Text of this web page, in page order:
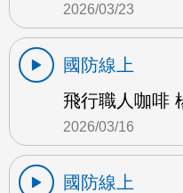
2026/03/23
國防線上
飛行職人咖啡
2026/03/16
國防線上